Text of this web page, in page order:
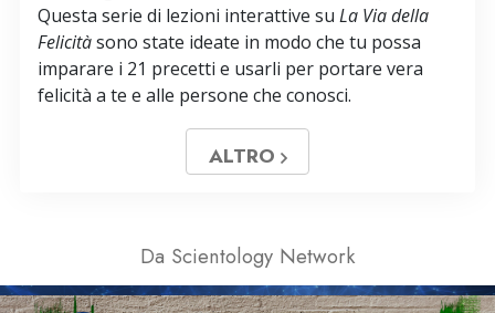
Questa serie di lezioni interattive su La Via della
Felicitàsono state ideate in modo che tu possa
imparare i 21 precetti e usarli per portare vera
felicità a te e alle persone che conosci.
ALTRO
Da Scientology Network